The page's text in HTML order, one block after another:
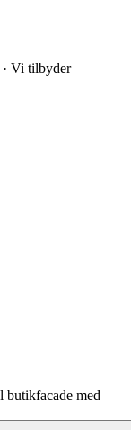
Vi tilbyder
butikfacade med